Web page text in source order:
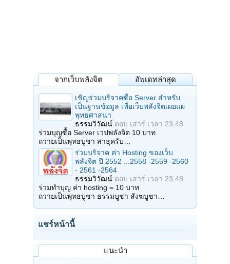
จากเว็บพลังจิต อัพเดทล่าสุด
เชิญร่วมบริจาคซื้อ Server สำหรับ
เป็นฐานข้อมูล เพื่อเว็บพลังจิตเผยแผ่
พุทธศาสนา
ธรรมวิวัฒน์ ตอบ เสาร์ เวลา 23:48
ร่วมบุญซื้อ Server เวปพลังจิต 10 บาท
ถวายเป็นพุทธบูชา สาธุครับ…
ร่วมบริจาค ค่า Hosting ของเว็บ
พลังจิต ปี 2552 ...2558 -2559 -2560
- 2561 -2564
ธรรมวิวัฒน์ ตอบ เสาร์ เวลา 23:48
ร่วมทำบุญ ค่า hosting = 10 บาท
ถวายเป็นพุทธบูชา ธรรมบูชา สังฆบูชา…
แชร์หน้านี้
แนะนำ